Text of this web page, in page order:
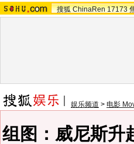
搜狐 ChinaRen 17173
娱乐频道 > 电影
组图：威尼斯升